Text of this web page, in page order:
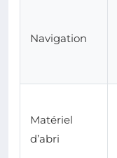
Navigation
Matériel
d’abri